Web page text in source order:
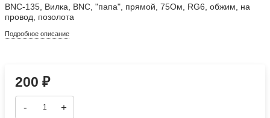
BNC-135, Вилка, BNC, "папа", прямой, 75Ом, RG6, обжим, на
провод, позолота
Подробное описание
200₽
- +